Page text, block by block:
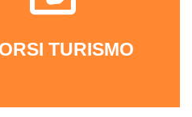
TURISMO